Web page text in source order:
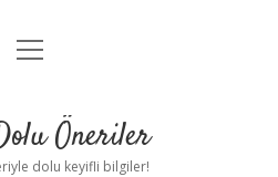
Anasayfa
Uyarı
menüyü
Öneriler
dolu keyifli bilgiler!